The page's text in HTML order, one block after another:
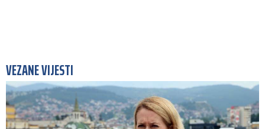
VEZANE VIJESTI